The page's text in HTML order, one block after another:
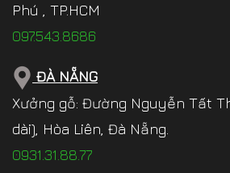
Phú , TP.HCM
097.543.8686
ĐÀ NẴNG
Xưởng gỗ: Đường Nguyễn Tất
dài), Hòa Liên, Đà Nẵng.
0931.31.88.77